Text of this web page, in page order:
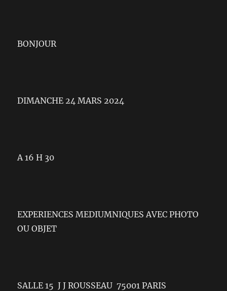
BONJOUR
DIMANCHE 24 MARS 2024
A 16 H 30
EXPERIENCES MEDIUMNIQUES AVEC PHOTO
OU OBJET
SALLE 15 J J ROUSSEAU 75001 PARIS